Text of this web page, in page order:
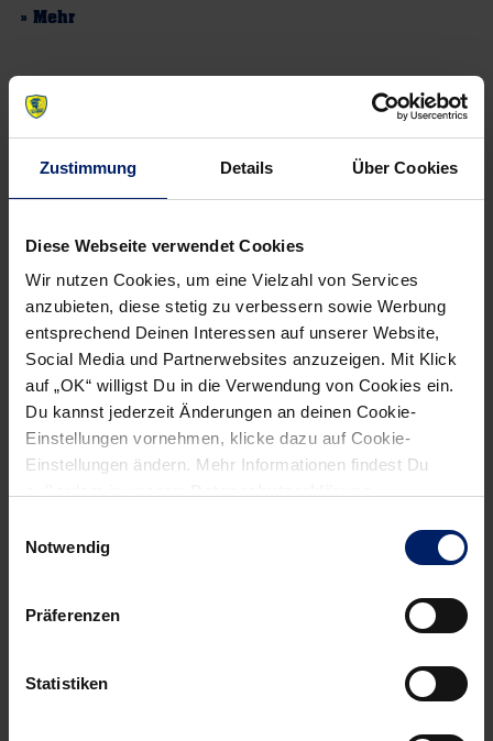
Zustimmung Details Über Cookies
Diese Webseite verwendet Cookies
Wir nutzen Cookies, um eine Vielzahl von Services
anzubieten, diese stetig zu verbessern sowie Werbung
entsprechend Deinen Interessen auf unserer Website,
Social Media und Partnerwebsites anzuzeigen. Mit Klick
auf „OK“ willigst Du in die Verwendung von Cookies ein.
Du kannst jederzeit Änderungen an deinen Cookie-
Einstellungen vornehmen, klicke dazu auf Cookie-
Einstellungen ändern. Mehr Informationen findest Du
Notwendig
Präferenzen
Statistiken
» Mehr
16. April 2023
Rhein-Neckar Löwen sind Pokalsieger
Magdeburger sagen: Ja!